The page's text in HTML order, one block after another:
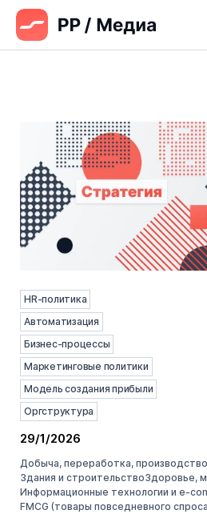
HR-политика
Автоматизация
Бизнес-процессы
Маркетинговые политики
Модель создания прибыли
Оргструктура
29/1/2026
Добыча, переработка,
Здания и строительствоЗдоровье,
Информационные технологии и e-
FMCG (товары повседневного